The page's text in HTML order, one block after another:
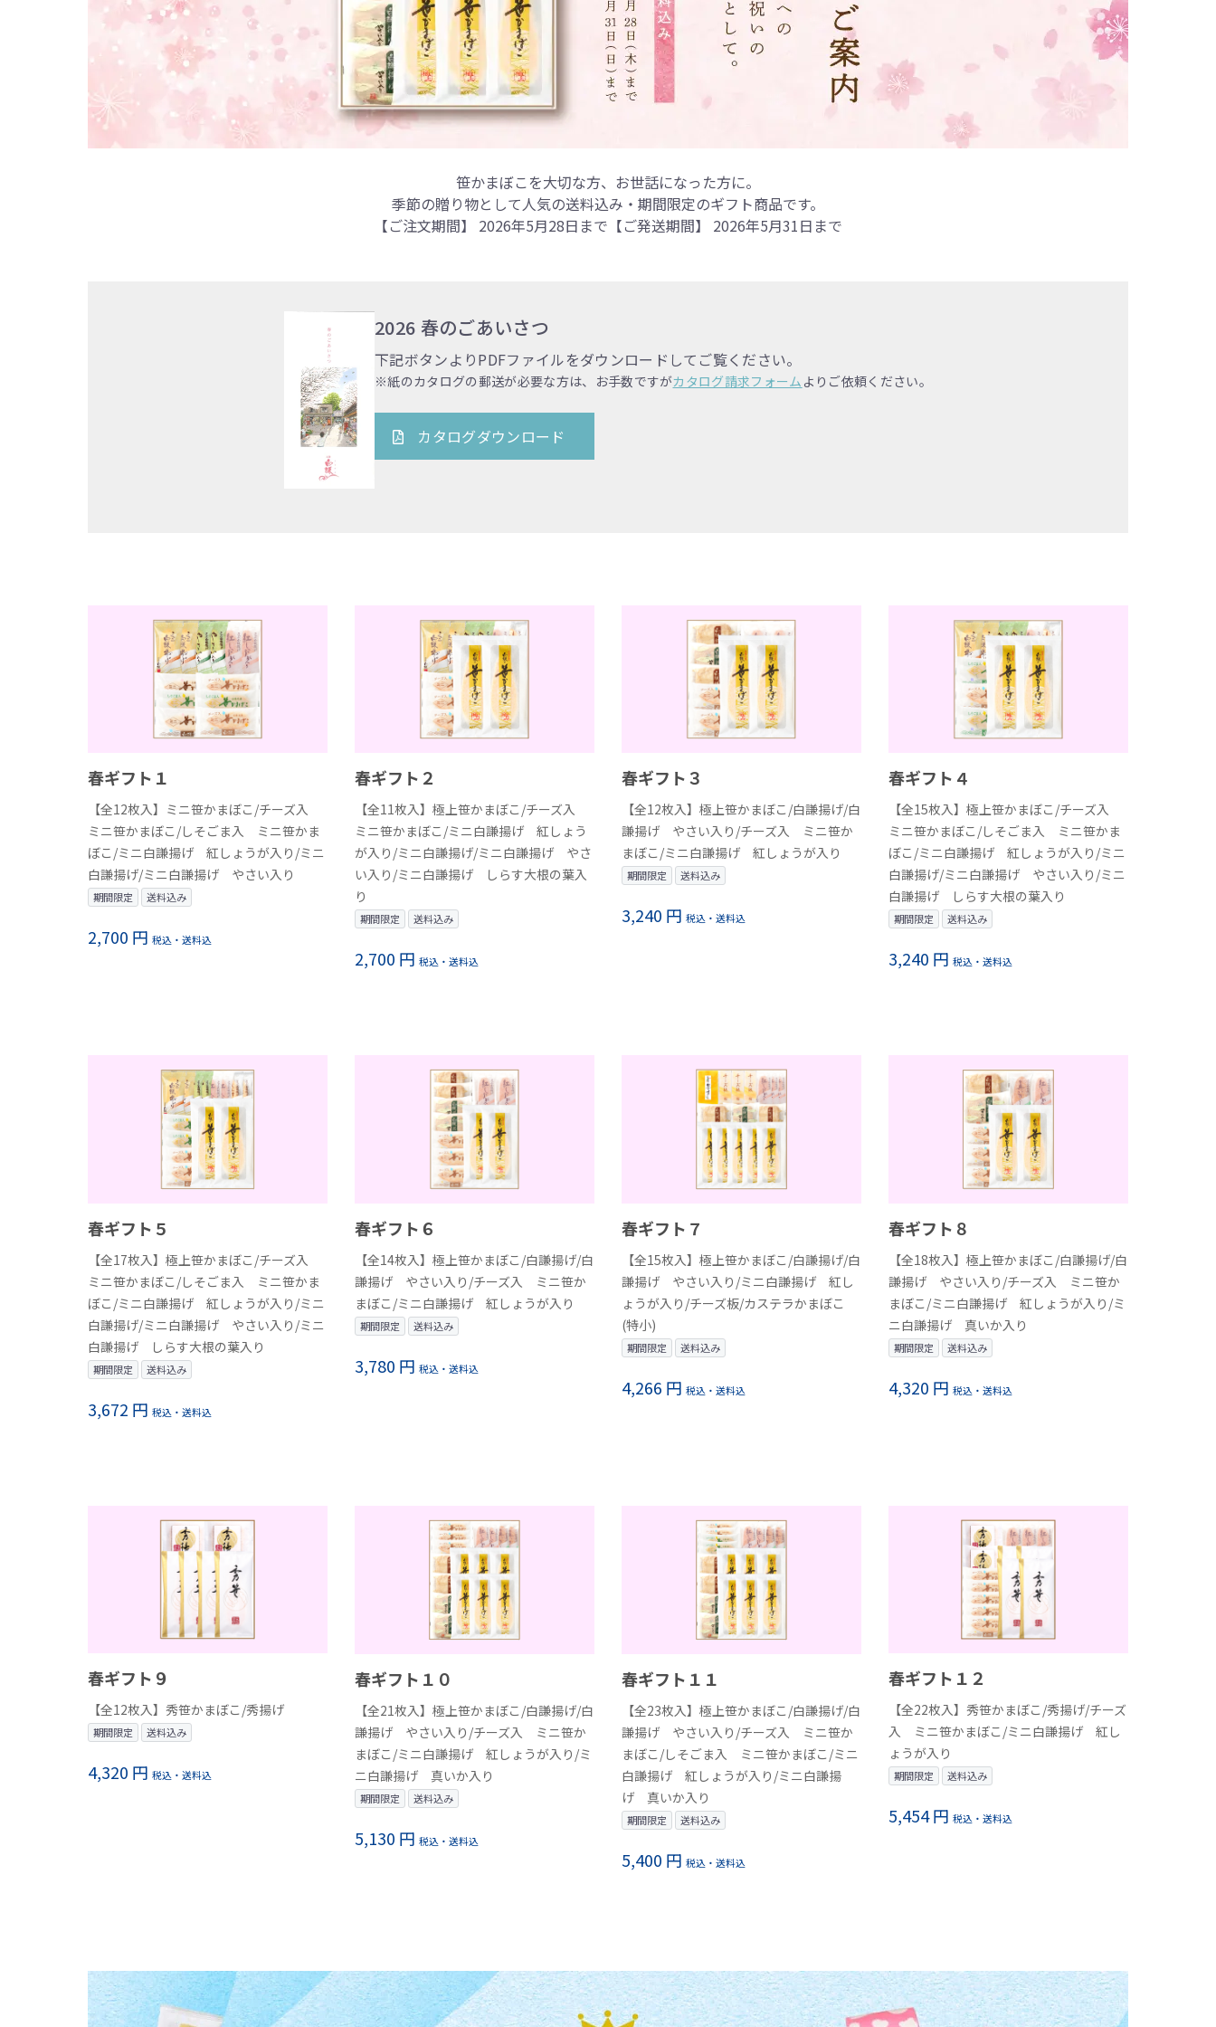
笹かまぼこを大切な方、お世話になった方に。
季節の贈り物として人気の送料込み・期間限定のギフト商品です。
【ご注文期間】 2026年5月28日まで 【ご発送期間】 2026年5月31日まで
2026 春のごあいさつ
下記ボタンよりPDFファイルをダウンロードしてご覧ください。
※紙のカタログの郵送が必要な方は、お手数ですがカタログ請求フォーム よりご依頼ください。
カタログダウンロード
春ギフト１
【全12枚入】ミニ笹かまぼこ/チーズ入
ミニ笹かまぼこ/しそごま入 ミニ笹かま
ぼこ/ミニ白謙揚げ 紅しょうが入り/ミニ
白謙揚げ/ミニ白謙揚げ やさい入り
期間限定 送料込み
2,700 円 税込・送料込
春ギフト２
【全11枚入】極上笹かまぼこ/チーズ入
ミニ笹かまぼこ/ミニ白謙揚げ 紅しょう
が入り/ミニ白謙揚げ/ミニ白謙揚げ やさ
い入り/ミニ白謙揚げ しらす大根の葉入
り
期間限定 送料込み
2,700 円 税込・送料込
春ギフト３
【全12枚入】極上笹かまぼこ/白謙揚げ/白
謙揚げ やさい入り/チーズ入 ミニ笹か
まぼこ/ミニ白謙揚げ 紅しょうが入り
期間限定 送料込み
3,240 円 税込・送料込
春ギフト４
【全15枚入】極上笹かまぼこ/チーズ入
ミニ笹かまぼこ/しそごま入 ミニ笹かま
ぼこ/ミニ白謙揚げ 紅しょうが入り/ミニ
白謙揚げ/ミニ白謙揚げ やさい入り/ミニ
白謙揚げ しらす大根の葉入り
期間限定 送料込み
3,240 円 税込・送料込
春ギフト５
【全17枚入】極上笹かまぼこ/チーズ入
ミニ笹かまぼこ/しそごま入 ミニ笹かま
ぼこ/ミニ白謙揚げ 紅しょうが入り/ミニ
白謙揚げ/ミニ白謙揚げ やさい入り/ミニ
白謙揚げ しらす大根の葉入り
期間限定 送料込み
3,672 円 税込・送料込
春ギフト６
【全14枚入】極上笹かまぼこ/白謙揚げ/白
謙揚げ やさい入り/チーズ入 ミニ笹か
まぼこ/ミニ白謙揚げ 紅しょうが入り
期間限定 送料込み
3,780 円 税込・送料込
春ギフト７
【全15枚入】極上笹かまぼこ/白謙揚げ/白
謙揚げ やさい入り/ミニ白謙揚げ 紅し
ょうが入り/チーズ板/カステラかまぼこ
(特小)
期間限定 送料込み
4,266 円 税込・送料込
春ギフト８
【全18枚入】極上笹かまぼこ/白謙揚げ/白
謙揚げ やさい入り/チーズ入 ミニ笹か
まぼこ/ミニ白謙揚げ 紅しょうが入り/ミ
ニ白謙揚げ 真いか入り
期間限定 送料込み
4,320 円 税込・送料込
春ギフト９
【全12枚入】秀笹かまぼこ/秀揚げ
期間限定 送料込み
4,320 円 税込・送料込
春ギフト１０
【全21枚入】極上笹かまぼこ/白謙揚げ/白
謙揚げ やさい入り/チーズ入 ミニ笹か
まぼこ/ミニ白謙揚げ 紅しょうが入り/ミ
ニ白謙揚げ 真いか入り
期間限定 送料込み
5,130 円 税込・送料込
春ギフト１１
【全23枚入】極上笹かまぼこ/白謙揚げ/白
謙揚げ やさい入り/チーズ入 ミニ笹か
まぼこ/しそごま入 ミニ笹かまぼこ/ミニ
白謙揚げ 紅しょうが入り/ミニ白謙揚
げ 真いか入り
期間限定 送料込み
5,400 円 税込・送料込
春ギフト１２
【全22枚入】秀笹かまぼこ/秀揚げ/チーズ
入 ミニ笹かまぼこ/ミニ白謙揚げ 紅し
ょうが入り
期間限定 送料込み
5,454 円 税込・送料込